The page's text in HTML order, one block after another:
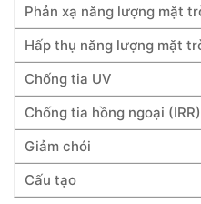
Phản xạ năng lượng mặt
Hấp thụ năng lượng mặt
Chống tia UV
Chống tia hồng ngoại (IRR)
Giảm chói
Cấu tạo